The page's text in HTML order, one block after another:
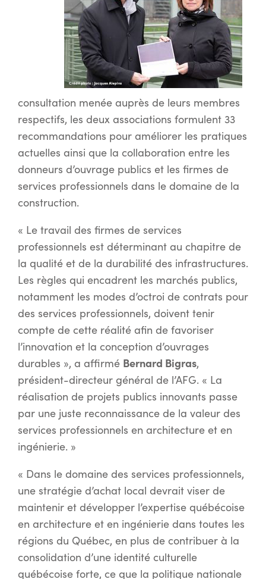
consultation menée auprès de leurs membres
respectifs, les deux associations formulent 33
recommandations pour améliorer les pratiques
actuelles ainsi que la collaboration entre les
donneurs d’ouvrage publics et les firmes de
services professionnels dans le domaine de la
construction.
« Le travail des firmes de services
professionnels est déterminant au chapitre de
la qualité et de la durabilité des infrastructures.
Les règles qui encadrent les marchés publics,
notamment les modes d’octroi de contrats pour
des services professionnels, doivent tenir
compte de cette réalité afin de favoriser
l’innovation et la conception d’ouvrages
durables », a affirmé Bernard Bigras,
président-directeur général de l’AFG. « La
réalisation de projets publics innovants passe
par une juste reconnaissance de la valeur des
services professionnels en architecture et en
ingénierie. »
« Dans le domaine des services professionnels,
une stratégie d’achat local devrait viser de
maintenir et développer l’expertise québécoise
en architecture et en ingénierie dans toutes les
régions du Québec, en plus de contribuer à la
consolidation d’une identité culturelle
québécoise forte, ce que la politique nationale